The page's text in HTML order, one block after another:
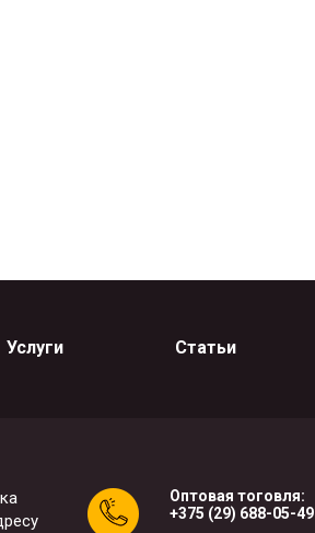
Услуги Статьи
Оптовая тоговля:
+375 (29) 688-05-49